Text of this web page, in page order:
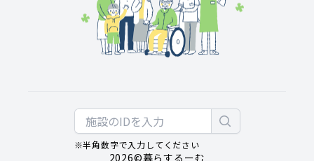
2026©暮らするーむ
※半角数字で入力してください